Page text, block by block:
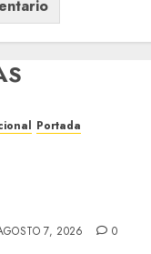
Portada
7, 2026 0